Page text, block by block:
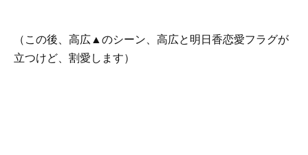
（この後、高広▲のシーン、高広と明日香恋愛フラグが
立つけど、割愛します）